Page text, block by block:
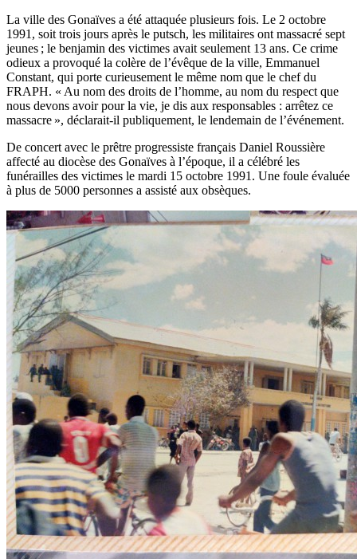
La ville des Gonaïves a été attaquée plusieurs fois. Le 2 octobre
1991, soit trois jours après le putsch, les militaires ont massacré sept
jeunes ; le benjamin des victimes avait seulement 13 ans. Ce crime
odieux a provoqué la colère de l’évêque de la ville, Emmanuel
Constant, qui porte curieusement le même nom que le chef du
FRAPH. « Au nom des droits de l’homme, au nom du respect que
nous devons avoir pour la vie, je dis aux responsables : arrêtez ce
massacre », déclarait-il publiquement, le lendemain de l’événement.
De concert avec le prêtre progressiste français Daniel Roussière
affecté au diocèse des Gonaïves à l’époque, il a célébré les
funérailles des victimes le mardi 15 octobre 1991. Une foule évaluée
à plus de 5000 personnes a assisté aux obsèques.